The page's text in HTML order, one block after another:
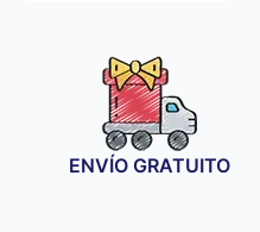
desde
9,90 €
hasta
12,90 €
ENVÍO GRATUITO